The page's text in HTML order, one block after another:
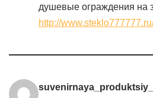
душевые ограждения на
http://